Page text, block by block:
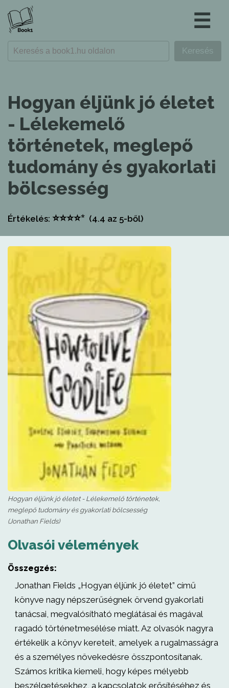
☰
Hogyan éljünk jó életet
- Lélekemelő
történetek, meglepő
tudomány és gyakorlati
bölcsesség
Értékelés: ⭐⭐⭐⭐⭐ (4.4 az 5-ből)
Hogyan éljünk jó életet - Lélekemelő történetek,
meglepő tudomány és gyakorlati bölcsesség
(Jonathan Fields)
Olvasói vélemények
Összegzés:
Jonathan Fields „Hogyan éljünk jó életet” című
könyve nagy népszerűségnek örvend gyakorlati
tanácsai, megvalósítható meglátásai és magával
ragadó történetmesélése miatt. Az olvasók nagyra
értékelik a könyv kereteit, amelyek a rugalmasságra
és a személyes növekedésre összpontosítanak.
Számos kritika kiemeli, hogy képes mélyebb
beszélgetésekhez, a kapcsolatok erősítéséhez és